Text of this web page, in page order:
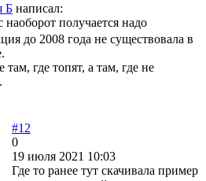
Б написал:
наоборот получается надо
до 2008 года не существовала в
там, где топят, а там, где не
#12
0
19 июля 2021 10:03
Где то ранее тут скачивала пример